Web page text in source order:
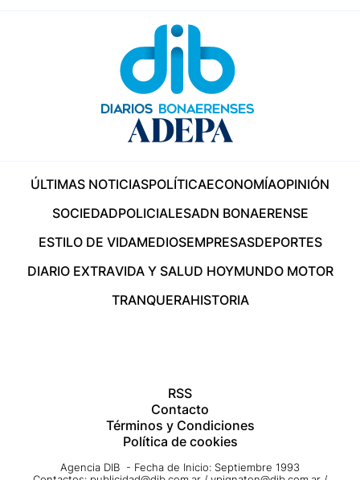
ÚLTIMAS NOTICIASPOLÍTICAECONOMÍAOPINIÓN
SOCIEDADPOLICIALESADN BONAERENSE
ESTILO DE VIDAMEDIOSEMPRESASDEPORTES
DIARIO EXTRAVIDA Y SALUD HOYMUNDO MOTOR
TRANQUERAHISTORIA
RSS
Contacto
Términos y Condiciones
Política de cookies
Agencia DIB - Fecha de Inicio: Septiembre 1993